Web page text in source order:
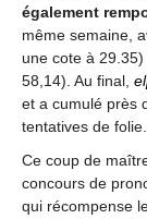
également
même semaine,
une cote à
58,14). Au final,
et a cumulé près
tentatives de folie.
Ce coup de
concours de
qui récompense